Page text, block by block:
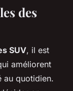
des
SUV, il est
améliorent
au quotidien.